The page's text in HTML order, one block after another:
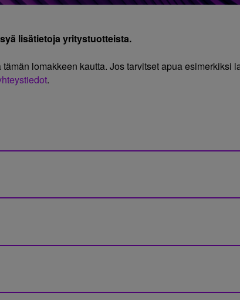
lisätietoja yritystuotteista.
lomakkeen kautta. Jos tarvitset apua esimerkiksi
.